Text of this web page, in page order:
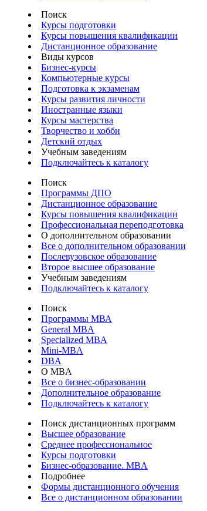
Поиск
Курсы подготовки
Курсы повышения квалификации
Дистанционное образование
Виды курсов
Бизнес-курсы
Компьютерные курсы
Подготовка к экзаменам
Курсы развития личности
Иностранные языки
Курсы мастерства
Творчество и хобби
Детский отдых
Учебным заведениям
Подключайтесь к каталогу
Поиск
Программы ДПО
Дистанционное образование
Курсы повышения квалификации
Профессиональная переподготовка
О дополнительном образовании
Все о дополнительном образовании
Послевузовское образование
Второе высшее образование
Учебным заведениям
Подключайтесь к каталогу
Поиск
Программы МВА
General MBA
Specialized MBA
Mini-MBA
DBA
О MBA
Все о бизнес-образовании
Дополнительное образование
Подключайтесь к каталогу
Поиск дистанционных программ
Высшее образование
Среднее профессиональное
Курсы подготовки
Бизнес-образование. MBA
Подробнее
Формы дистанционного обучения
Все о дистанционном образовании